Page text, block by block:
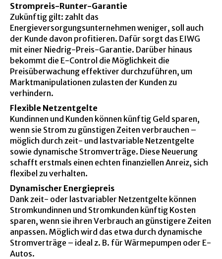
Strompreis-Runter-Garantie
Zukünftig gilt: zahlt das
Energieversorgungsunternehmen weniger, soll auch
der Kunde davon profitieren. Dafür sorgt das EIWG
mit einer Niedrig-Preis-Garantie. Darüber hinaus
bekommt die E-Control die Möglichkeit die
Preisüberwachung effektiver durchzuführen, um
Marktmanipulationen zulasten der Kunden zu
verhindern.
Flexible Netzentgelte
Kundinnen und Kunden können künftig Geld sparen,
wenn sie Strom zu günstigen Zeiten verbrauchen –
möglich durch zeit- und lastvariable Netzentgelte
sowie dynamische Stromverträge. Diese Neuerung
schafft erstmals einen echten finanziellen Anreiz, sich
flexibel zu verhalten.
Dynamischer Energiepreis
Dank zeit- oder lastvariabler Netzentgelte können
Stromkundinnen und Stromkunden künftig Kosten
sparen, wenn sie ihren Verbrauch an günstigere Zeiten
anpassen. Möglich wird das etwa durch dynamische
Stromverträge – ideal z. B. für Wärmepumpen oder E-
Autos.